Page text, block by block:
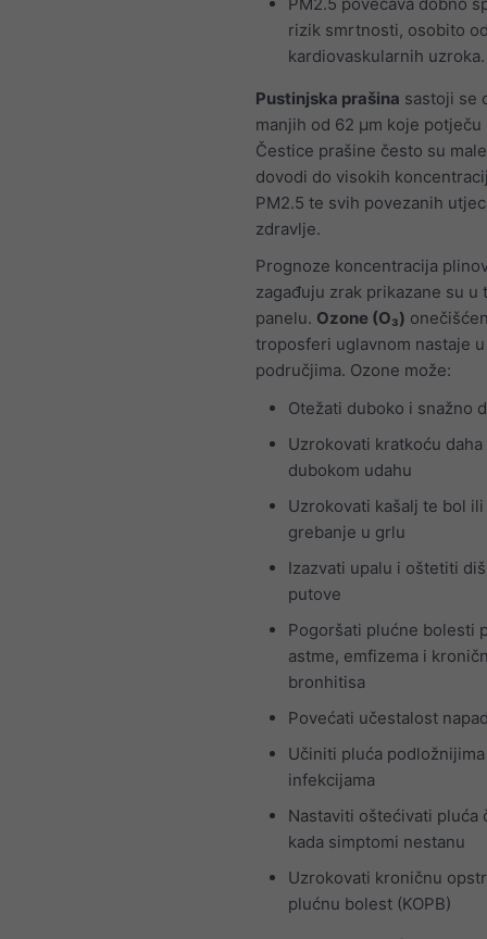
rizik smrtnosti, osobito
kardiovaskularnih uzroka.
Pustinjska prašina sastoji se
manjih od 62 μm koje
Čestice prašine često su
dovodi do visokih
PM2.5 te svih povezanih
zdravlje.
Prognoze koncentracija
zagađuju zrak prikazane su u
panelu. Ozone (O₃)
troposferi uglavnom nastaje
područjima. Ozone može:
Otežati duboko i snažno
Uzrokovati kratkoću
dubokom udahu
Uzrokovati kašalj te bol ili
grebanje u grlu
Izazvati upalu i oštetiti
putove
Pogoršati plućne bolesti
astme, emfizema i
bronhitisa
Povećati učestalost
Učiniti pluća podložnijima
infekcijama
Nastaviti oštećivati pluća
kada simptomi nestanu
Uzrokovati kroničnu
plućnu bolest (KOPB)